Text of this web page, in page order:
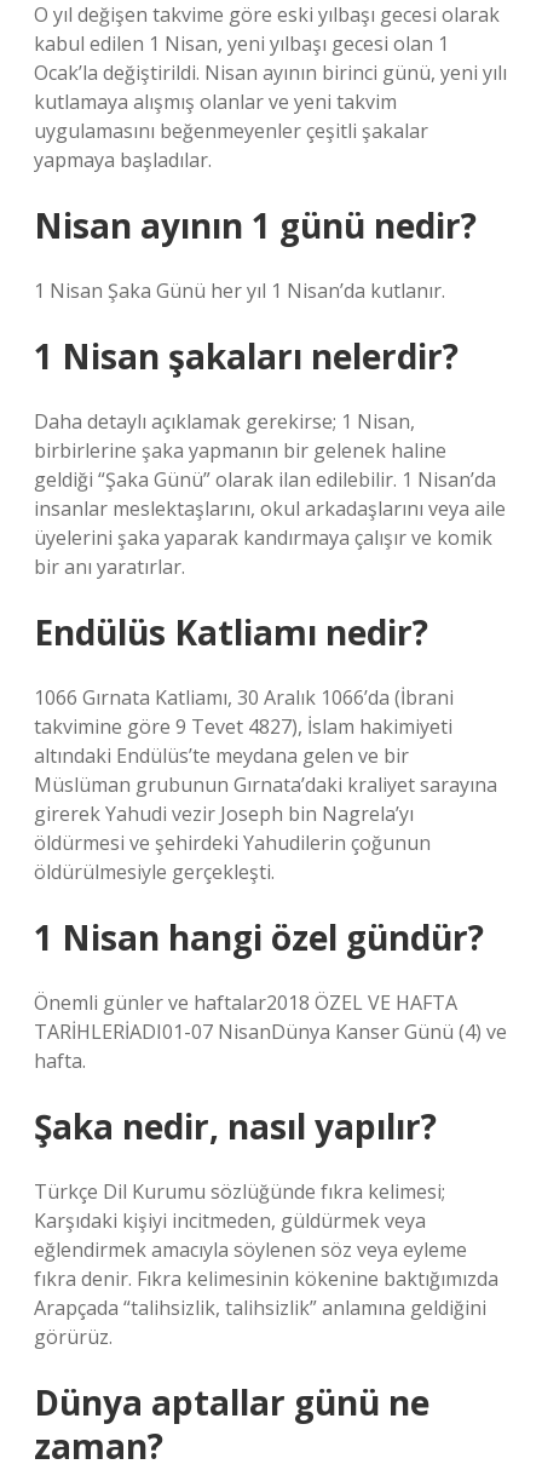
O yıl değişen takvime göre eski yılbaşı gecesi olarak
kabul edilen 1 Nisan, yeni yılbaşı gecesi olan 1
Ocak’la değiştirildi. Nisan ayının birinci günü, yeni yılı
kutlamaya alışmış olanlar ve yeni takvim
uygulamasını beğenmeyenler çeşitli şakalar
yapmaya başladılar.
Nisan ayının 1 günü nedir?
1 Nisan Şaka Günü her yıl 1 Nisan’da kutlanır.
1 Nisan şakaları nelerdir?
Daha detaylı açıklamak gerekirse; 1 Nisan,
birbirlerine şaka yapmanın bir gelenek haline
geldiği “Şaka Günü” olarak ilan edilebilir. 1 Nisan’da
insanlar meslektaşlarını, okul arkadaşlarını veya aile
üyelerini şaka yaparak kandırmaya çalışır ve komik
bir anı yaratırlar.
Endülüs Katliamı nedir?
1066 Gırnata Katliamı, 30 Aralık 1066’da (İbrani
takvimine göre 9 Tevet 4827), İslam hakimiyeti
altındaki Endülüs’te meydana gelen ve bir
Müslüman grubunun Gırnata’daki kraliyet sarayına
girerek Yahudi vezir Joseph bin Nagrela’yı
öldürmesi ve şehirdeki Yahudilerin çoğunun
öldürülmesiyle gerçekleşti.
1 Nisan hangi özel gündür?
Önemli günler ve haftalar2018 ÖZEL VE ​​HAFTA
TARİHLERİADI01-07 NisanDünya Kanser Günü (4) ve
hafta.
Şaka nedir, nasıl yapılır?
Türkçe Dil Kurumu sözlüğünde fıkra kelimesi;
Karşıdaki kişiyi incitmeden, güldürmek veya
eğlendirmek amacıyla söylenen söz veya eyleme
fıkra denir. Fıkra kelimesinin kökenine baktığımızda
Arapçada “talihsizlik, talihsizlik” anlamına geldiğini
görürüz.
Dünya aptallar günü ne
zaman?